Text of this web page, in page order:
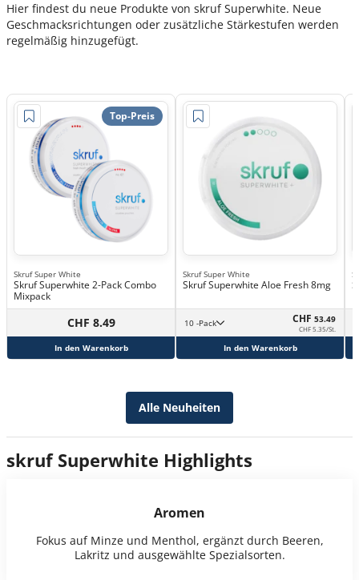
Hier findest du neue Produkte von skruf Superwhite. Neue
Geschmacksrichtungen oder zusätzliche Stärkestufen werden
regelmäßig hinzugefügt.
Top-Preis
Skruf Super White
Skruf Superwhite 2-Pack Combo
Mixpack
CHF 8.49
In den Warenkorb
Skruf Super White
Skruf Superwhite Aloe Fresh 8mg
10 -Pack CHF 53.49
CHF 5.35/St.
In den Warenkorb
Alle Neuheiten
skruf Superwhite Highlights
Aromen
Fokus auf Minze und Menthol, ergänzt durch Beeren,
Lakritz und ausgewählte Spezialsorten.